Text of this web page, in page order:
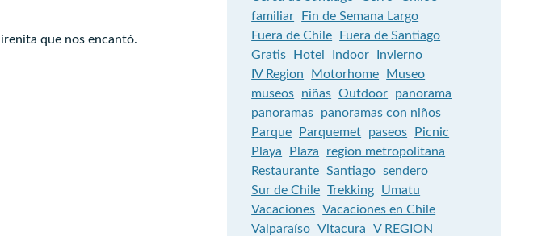
que nos encantó.
familiar
Fin de Semana Largo
Fuera de Chile
Fuera de Santiago
Gratis
Hotel Indoor
Invierno
IV Region
Motorhome
Museo
museos
niñas Outdoor
panorama
panoramas
panoramas con niños
Parque
Parquemet paseos
Picnic
Playa
Plaza
region metropolitana
Restaurante Santiago sendero
Sur de Chile Trekking
Umatu
Vacaciones Vacaciones en Chile
Valparaíso Vitacura
V REGION